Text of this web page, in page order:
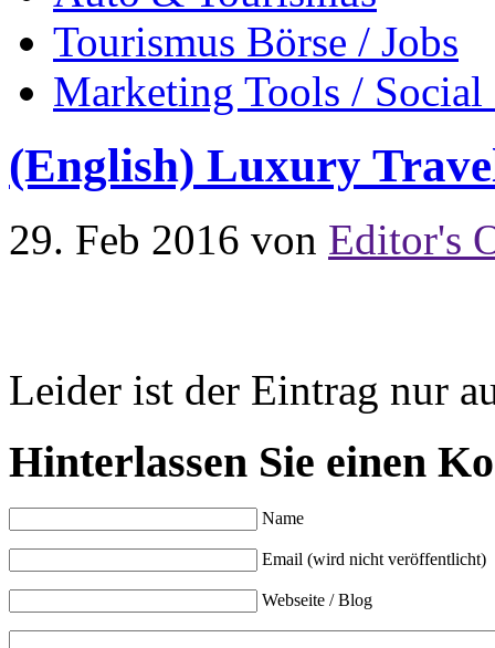
Tourismus Börse / Jobs
Marketing Tools /
(English) Luxury
29. Feb 2016 von Editor's
Leider ist der Eintrag nur
Hinterlassen Sie einen
Name
Email (wird nicht veröffentlicht)
Webseite / Blog